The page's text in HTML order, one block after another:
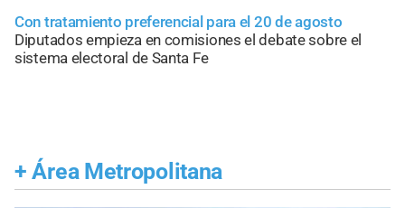
Con tratamiento preferencial para el 20 de agosto
Diputados empieza en comisiones el debate sobre el
sistema electoral de Santa Fe
+ Área Metropolitana